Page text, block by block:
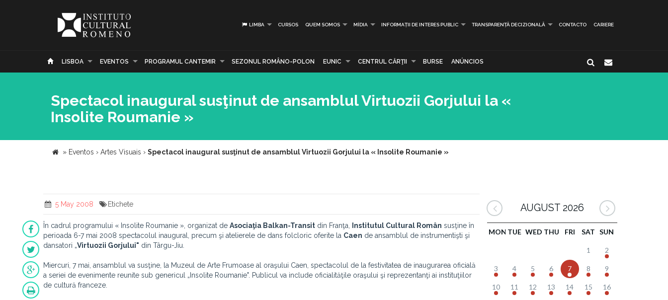
LIMBA CURSOS QUEM SOMOS MÍDIA INFORMAȚII DE INTERES PUBLIC TRANSPARENȚĂ DECIZIONALĂ CONTACTO CARIERE
LISBOA EVENTOS PROGRAMUL CANTEMIR SEZONUL ROMÂNO-POLON EUNIC CENTRUL CĂRŢII BURSE ANÚNCIOS
Spectacol inaugural susţinut de ansamblul Virtuozii Gorjului la «
Insolite Roumanie »
» Eventos › Artes Visuais › Spectacol inaugural susţinut de ansamblul Virtuozii Gorjului la « Insolite Roumanie »
5 May 2008 Etichete
În cadrul programului « Insolite Roumanie », organizat de Asociaţia Balkan-Transit din Franţa, Institutul Cultural Român susţine în
perioada 6-7 mai 2008 spectacolul inaugural, precum şi atelierele de dans folcloric oferite la Caen de ansamblul de instrumentişti şi
dansatori „Virtuozii Gorjului" din Târgu-Jiu.
Miercuri, 7 mai, ansamblul va susţine, la Muzeul de Arte Frumoase al oraşului Caen, spectacolul de la festivitatea de inaugurarea oficială
a seriei de evenimente reunite sub genericul „Insolite Roumanie". Publicul va include oficialităţile oraşului şi reprezentanţi ai instituţiilor
de cultură franceze.
AUGUST 2026
MON TUE WED THU FRI SAT SUN
1 2
3 4 5 6 7 8 9
10 11 12 13 14 15 16